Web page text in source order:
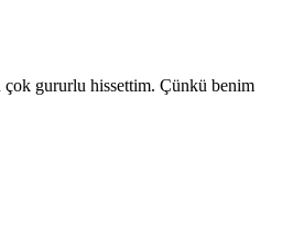
çok gururlu hissettim. Çünkü benim